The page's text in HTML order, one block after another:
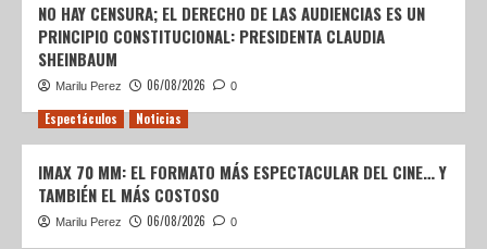
NO HAY CENSURA; EL DERECHO DE LAS AUDIENCIAS ES UN
PRINCIPIO CONSTITUCIONAL: PRESIDENTA CLAUDIA
SHEINBAUM
Marilu Perez 06/08/2026 0
Espectáculos Noticias
IMAX 70 MM: EL FORMATO MÁS ESPECTACULAR DEL CINE… Y
TAMBIÉN EL MÁS COSTOSO
Marilu Perez 06/08/2026 0